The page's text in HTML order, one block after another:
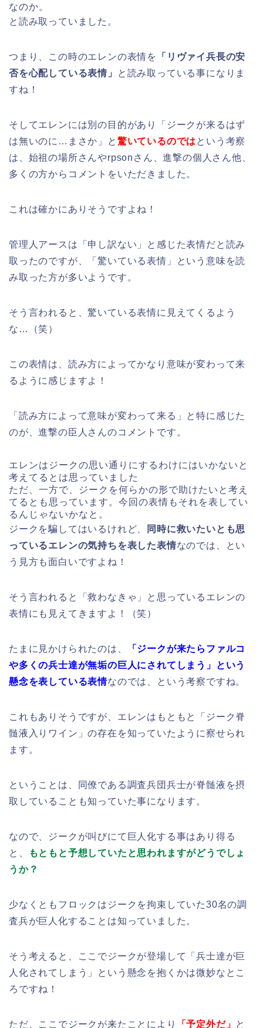
なのか。
と読み取っていました。
つまり、この時のエレンの表情を
「リヴァイ兵長の安
否を心配している表情」
と読み取っている事になりま
すね！
そしてエレンには別の目的があり「ジークが来るはず
は無いのに…まさか」と 驚いているのでは という考察
は、始祖の場所さんやrpsonさん、進撃の個人さん他、
多くの方からコメントをいただきました。
これは確かにありそうですよね！
管理人アースは「申し訳ない」と感じた表情だと読み
取ったのですが、「驚いている表情」という意味を読
み取った方が多いようです。
そう言われると、驚いている表情に見えてくるよう
な…（笑）
この表情は、読み方によってかなり意味が変わって来
るように感じますよ！
「読み方によって意味が変わって来る」と特に感じた
のが、進撃の臣人さんのコメントです。
エレンはジークの思い通りにするわけにはいかないと
考えてるとは思っていました
ただ、一方で、ジークを何らかの形で助けたいと考え
てるとも思っています。今回の表情もそれを表してい
るんじゃないかなと。
ジークを騙してはいるけれど、
同時に救いたいとも思
っているエレンの気持ちを表した表情なのでは、とい
う見方も面白いですよね！
そう言われると「救わなきゃ」と思っているエレンの
表情にも見えてきますよ！（笑）
たまに見かけられたのは、
「ジークが来たらファルコ
や多くの兵士達が無垢の巨人にされてしまう」という
懸念を表している表情なのでは、という考察ですね。
これもありそうですが、エレンはもともと「ジーク脊
髄液入りワイン」の存在を知っていたように察せられ
ます。
ということは、同僚である調査兵団兵士が脊髄液を摂
取していることも知っていた事になります。
なので、ジークが叫びにて巨人化する事はあり得る
と、
もともと予想していたと思われますがどうでしょ
うか？
少なくともフロックはジークを拘束していた30名の調
査兵が巨人化することは知っていました。
そう考えると、ここでジークが登場して「兵士達が巨
人化されてしまう」という懸念を抱くかは微妙なとこ
ろですね！
ただ、ここでジークが来たことにより 「予定外だ」 と